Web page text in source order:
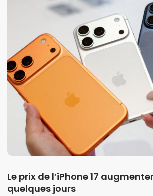
Le prix de l’iPhone 17
quelques jours